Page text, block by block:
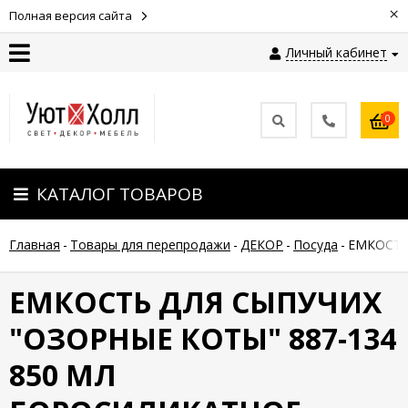
Полная версия сайта ×
Личный кабинет
Оплата
Доставка
Гарантия
возврат
Новости
Полезные
0
КАТАЛОГ ТОВАРОВ
Главная - Товары для перепродажи - ДЕКОР - Посуда -
ЕМКОСТЬ ДЛЯ СЫПУЧИХ
"ОЗОРНЫЕ КОТЫ" 887-134
850 МЛ